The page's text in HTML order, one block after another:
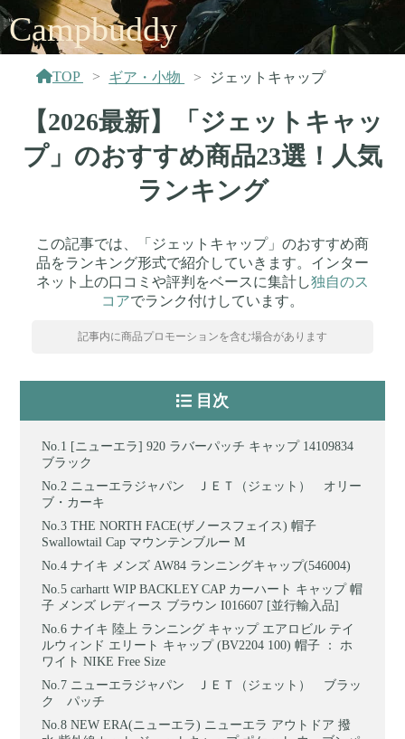
Campbuddy
TOP ギア・小物 ジェットキャップ
【2026最新】「ジェットキャッ
プ」のおすすめ商品23選！人気
ランキング
この記事では、「ジェットキャップ」のおすすめ商
品をランキング形式で紹介していきます。インター
ネット上の口コミや評判をベースに集計し独自のス
コアでランク付けしています。
記事内に商品プロモーションを含む場合があります
目次
[ニューエラ] 920 ラバーパッチ キャップ 14109834
ブラック
ニューエラジャパン ＪＥＴ（ジェット） オリー
ブ・カーキ
THE NORTH FACE(ザノースフェイス) 帽子
Swallowtail Cap マウンテンブルー M
ナイキ メンズ AW84 ランニングキャップ(546004)
carhartt WIP BACKLEY CAP カーハート キャップ 帽
子 メンズ レディース ブラウン I016607 [並行輸入品]
ナイキ 陸上 ランニング キャップ エアロビル テイ
ルウィンド エリート キャップ (BV2204 100) 帽子 ： ホ
ワイト NIKE Free Size
ニューエラジャパン ＪＥＴ（ジェット） ブラッ
ク パッチ
NEW ERA(ニューエラ) ニューエラ アウトドア 撥